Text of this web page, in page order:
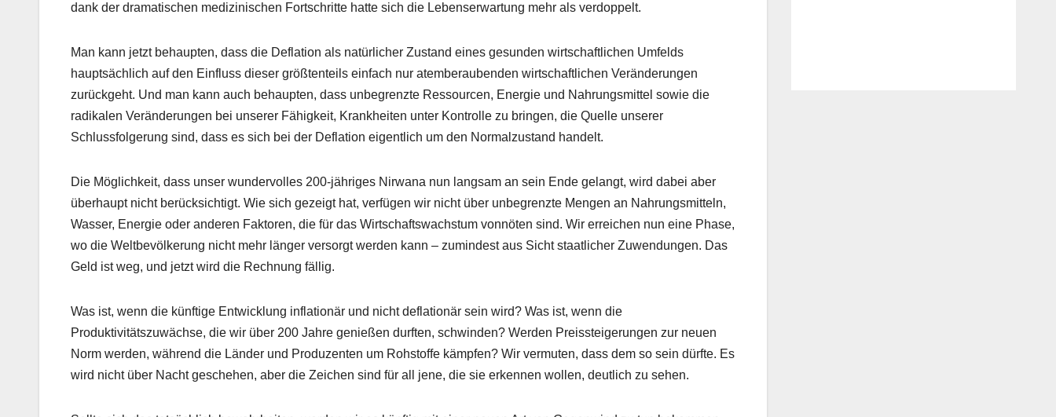
dank der dramatischen medizinischen Fortschritte hatte sich die Lebenserwartung mehr als verdoppelt.
Man kann jetzt behaupten, dass die Deflation als natürlicher Zustand eines gesunden wirtschaftlichen Umfelds
hauptsächlich auf den Einfluss dieser größtenteils einfach nur atemberaubenden wirtschaftlichen Veränderungen
zurückgeht. Und man kann auch behaupten, dass unbegrenzte Ressourcen, Energie und Nahrungsmittel sowie die
radikalen Veränderungen bei unserer Fähigkeit, Krankheiten unter Kontrolle zu bringen, die Quelle unserer
Schlussfolgerung sind, dass es sich bei der Deflation eigentlich um den Normalzustand handelt.
Die Möglichkeit, dass unser wundervolles 200-jähriges Nirwana nun langsam an sein Ende gelangt, wird dabei aber
überhaupt nicht berücksichtigt. Wie sich gezeigt hat, verfügen wir nicht über unbegrenzte Mengen an Nahrungsmitteln,
Wasser, Energie oder anderen Faktoren, die für das Wirtschaftswachstum vonnöten sind. Wir erreichen nun eine Phase,
wo die Weltbevölkerung nicht mehr länger versorgt werden kann – zumindest aus Sicht staatlicher Zuwendungen. Das
Geld ist weg, und jetzt wird die Rechnung fällig.
Was ist, wenn die künftige Entwicklung inflationär und nicht deflationär sein wird? Was ist, wenn die
Produktivitätszuwächse, die wir über 200 Jahre genießen durften, schwinden? Werden Preissteigerungen zur neuen
Norm werden, während die Länder und Produzenten um Rohstoffe kämpfen? Wir vermuten, dass dem so sein dürfte. Es
wird nicht über Nacht geschehen, aber die Zeichen sind für all jene, die sie erkennen wollen, deutlich zu sehen.